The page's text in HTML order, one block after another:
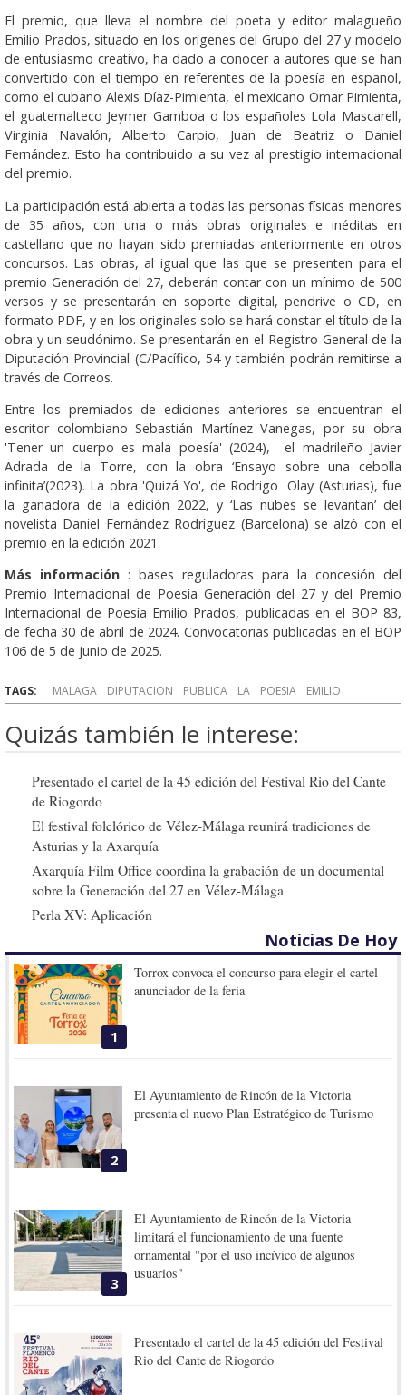
El premio, que lleva el nombre del poeta y editor malagueño
Emilio Prados, situado en los orígenes del Grupo del 27 y modelo
de entusiasmo creativo, ha dado a conocer a autores que se han
convertido con el tiempo en referentes de la poesía en español,
como el cubano Alexis Díaz-Pimienta, el mexicano Omar Pimienta,
el guatemalteco Jeymer Gamboa o los españoles Lola Mascarell,
Virginia Navalón, Alberto Carpio, Juan de Beatriz o Daniel
Fernández. Esto ha contribuido a su vez al prestigio internacional
del premio.
La participación está abierta a todas las personas físicas menores
de 35 años, con una o más obras originales e inéditas en
castellano que no hayan sido premiadas anteriormente en otros
concursos. Las obras, al igual que las que se presenten para el
premio Generación del 27, deberán contar con un mínimo de 500
versos y se presentarán en soporte digital, pendrive o CD, en
formato PDF, y en los originales solo se hará constar el título de la
obra y un seudónimo. Se presentarán en el Registro General de la
Diputación Provincial (C/Pacífico, 54 y también podrán remitirse a
través de Correos.
Entre los premiados de ediciones anteriores se encuentran el
escritor colombiano Sebastián Martínez Vanegas, por su obra
'Tener un cuerpo es mala poesía' (2024), el madrileño Javier
Adrada de la Torre, con la obra ‘Ensayo sobre una cebolla
infinita’(2023). La obra 'Quizá Yo', de Rodrigo Olay (Asturias), fue
la ganadora de la edición 2022, y ‘Las nubes se levantan’ del
novelista Daniel Fernández Rodríguez (Barcelona) se alzó con el
premio en la edición 2021.
Más información : bases reguladoras para la concesión del
Premio Internacional de Poesía Generación del 27 y del Premio
Internacional de Poesía Emilio Prados, publicadas en el BOP 83,
de fecha 30 de abril de 2024. Convocatorias publicadas en el BOP
106 de 5 de junio de 2025.
TAGS: MALAGA DIPUTACION PUBLICA LA POESIA EMILIO
Quizás también le interese:
Presentado el cartel de la 45 edición del Festival Rio del Cante
de Riogordo
El festival folclórico de Vélez-Málaga reunirá tradiciones de
Asturias y la Axarquía
Axarquía Film Office coordina la grabación de un documental
sobre la Generación del 27 en Vélez-Málaga
Perla XV: Aplicación
Noticias De Hoy
1
Torrox convoca el concurso para elegir el cartel
anunciador de la feria
2
El Ayuntamiento de Rincón de la Victoria
presenta el nuevo Plan Estratégico de Turismo
3
El Ayuntamiento de Rincón de la Victoria
limitará el funcionamiento de una fuente
ornamental "por el uso incívico de algunos
usuarios"
Presentado el cartel de la 45 edición del Festival
Rio del Cante de Riogordo